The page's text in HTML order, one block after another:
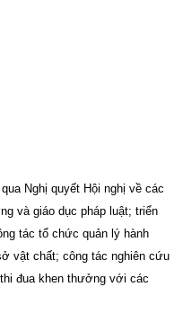
Nghị quyết Hội nghị về các
và giáo dục pháp luật; triển
tác tổ chức quản lý hành
vật chất; công tác nghiên cứu
đua khen thưởng với các